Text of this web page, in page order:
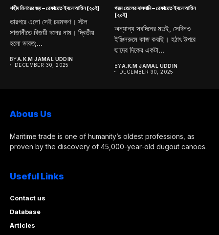
শহীদ মিনারের জয় – রেফায়েত ইবনে আমিন (২০ই)
তারপরে এলো সেই চরমক্ষণ। স্টল
সাজানীতে বিজয়ী দলের নাম। দ্বিতীয়
হলো ভারত;...
BYA.K.M JAMAL UDDIN
DECEMBER 30, 2025
গরম তেলের ঝলসানি – রেফায়েত ইবনে আমিন
(২০ই)
অন্যান্য সবদিনের মতই, সেদিনও
ইঞ্জিনরুমে কাজ করছি। হঠাৎ উপরে
ছাদের দিকের একটা...
BYA.K.M JAMAL UDDIN
DECEMBER 30, 2025
Abous Us
Maritime trade is one of humanity’s oldest professions, as
proven by the discovery of 45,000-year-old dugout canoes.
Useful Links
Contact us
Database
Articles